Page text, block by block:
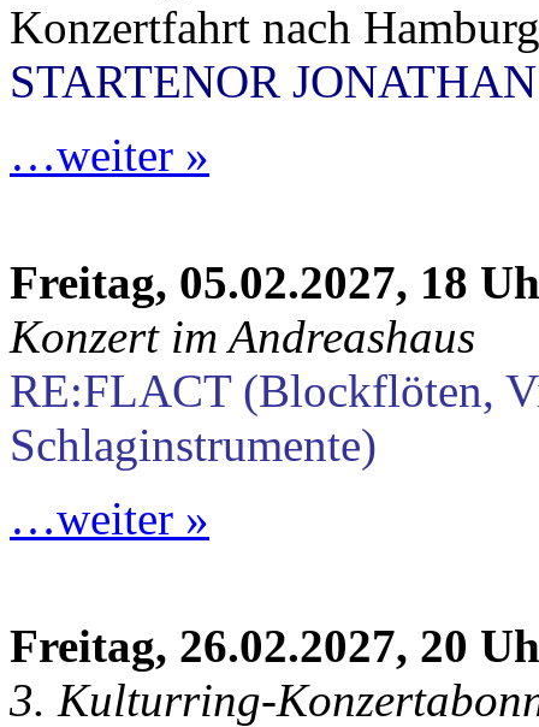
Konzertfahrt nach Hamburg
STARTENOR
…weiter »
Freitag, 05.02.2027, 18
Konzert im Andreashaus
RE:FLACT (Blockflöten,
Schlaginstrumente)
…weiter »
Freitag, 26.02.2027, 20
3. Kulturring-